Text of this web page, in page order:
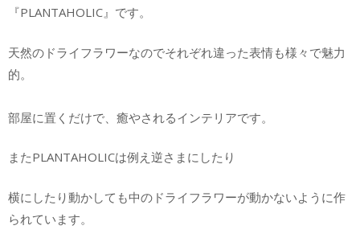
『PLANTAHOLIC』です。
天然のドライフラワーなのでそれぞれ違った表情も様々で魅力
的。
部屋に置くだけで、癒やされるインテリアです。
またPLANTAHOLICは例え逆さまにしたり
横にしたり動かしても中のドライフラワーが動かないように作
られています。